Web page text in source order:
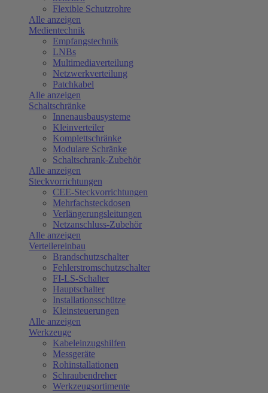
Flexible Schutzrohre
Alle anzeigen
Medientechnik
Empfangstechnik
LNBs
Multimediaverteilung
Netzwerkverteilung
Patchkabel
Alle anzeigen
Schaltschränke
Innenausbausysteme
Kleinverteiler
Komplettschränke
Modulare Schränke
Schaltschrank-Zubehör
Alle anzeigen
Steckvorrichtungen
CEE-Steckvorrichtungen
Mehrfachsteckdosen
Verlängerungsleitungen
Netzanschluss-Zubehör
Alle anzeigen
Verteilereinbau
Brandschutzschalter
Fehlerstromschutzschalter
FI-LS-Schalter
Hauptschalter
Installationsschütze
Kleinsteuerungen
Alle anzeigen
Werkzeuge
Kabeleinzugshilfen
Messgeräte
Rohinstallationen
Schraubendreher
Werkzeugsortimente